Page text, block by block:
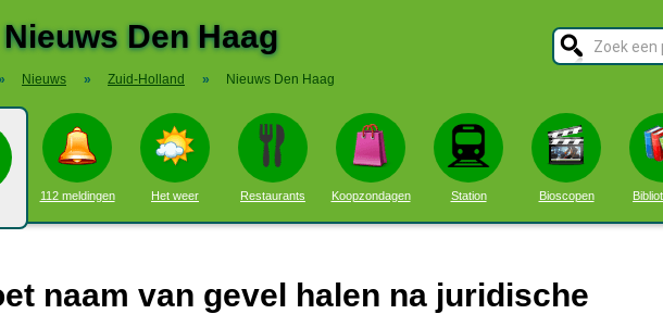
Nieuws Den Haag
Nieuws » Zuid-Holland » Nieuws Den Haag
112 meldingen Het weer Restaurants Koopzondagen Station Bioscopen
naam van gevel halen na juridische